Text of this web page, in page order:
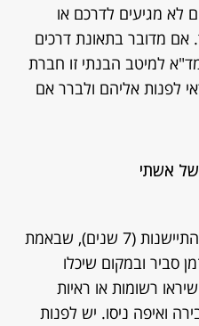
לא מגיעים לדרכם או
מדובר בתאונת דרכים
למיטב הבנתי זו חברת
לפנות אליהם ולברר אם
אשתי
תבדקי שלא עברה תקופת התיישנות (7 שנים), שבאמת
סביר ובמקום שיכלו
רשומות או ראיות
ואיפה ניסו. יש לפנות